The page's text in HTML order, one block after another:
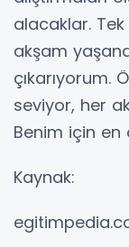
alacaklar.
akşam
çıkarıyorum.
seviyor, her
Benim için en
Kaynak: